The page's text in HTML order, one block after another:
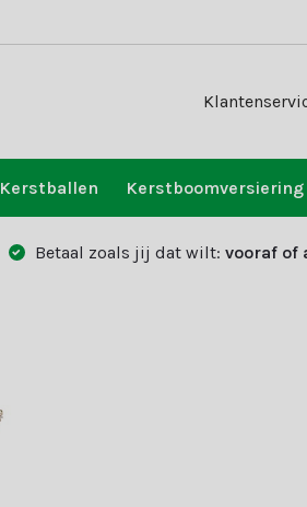
Kerstballen Kerstboomversiering
Betaal zoals jij dat wilt: vooraf of